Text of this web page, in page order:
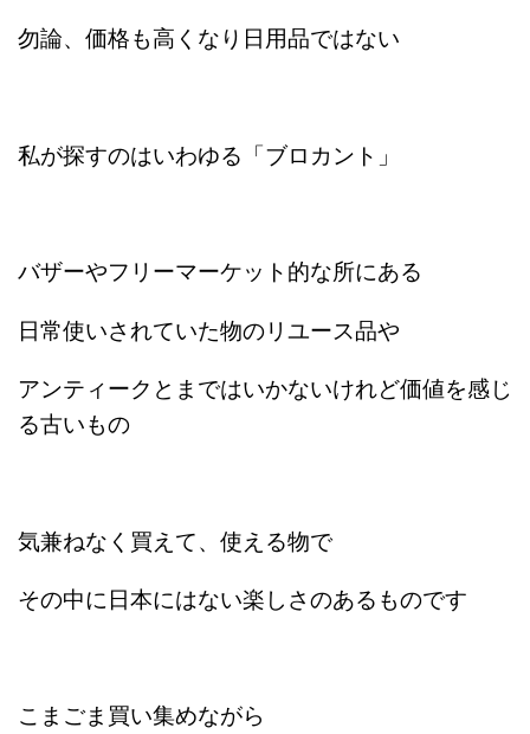
勿論、価格も高くなり日用品ではない
私が探すのはいわゆる「ブロカント」
バザーやフリーマーケット的な所にある
日常使いされていた物のリユース品や
アンティークとまではいかないけれど価値を感じ
る古いもの
気兼ねなく買えて、使える物で
その中に日本にはない楽しさのあるものです
こまごま買い集めながら